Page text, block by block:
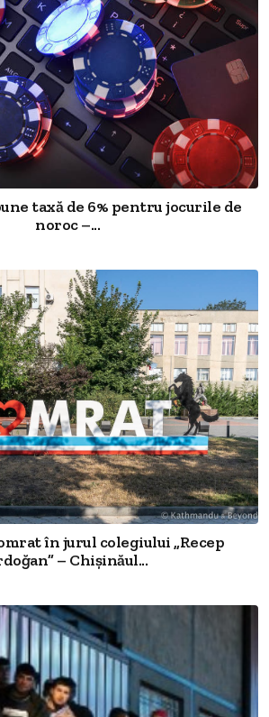
taxă de 6% pentru jocurile de
noroc –...
în jurul colegiului „Recep
– Chișinăul...